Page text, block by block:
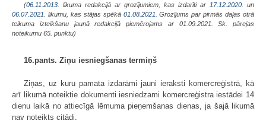
(06.11.2013 . likuma redakcijā ar grozījumiem, kas izdarīti ar 17.12.2020.
un
06.07.2021 . likumu, kas stājas spēkā 01.08.2021. Grozījums par pirmās daļas otrā
teikuma izteikšanu jaunā redakcijā piemērojams ar 01.09.2021. Sk. pārejas
noteikumu 65. punktu)
16.pants. Ziņu iesniegšanas termiņš
Ziņas, uz kuru pamata izdarāmi jauni ieraksti komercreģistrā, kā
arī likumā noteiktie dokumenti iesniedzami komercreģistra iestādei 14
dienu laikā no attiecīgā lēmuma pieņemšanas dienas, ja šajā likumā
nav noteikts citādi.